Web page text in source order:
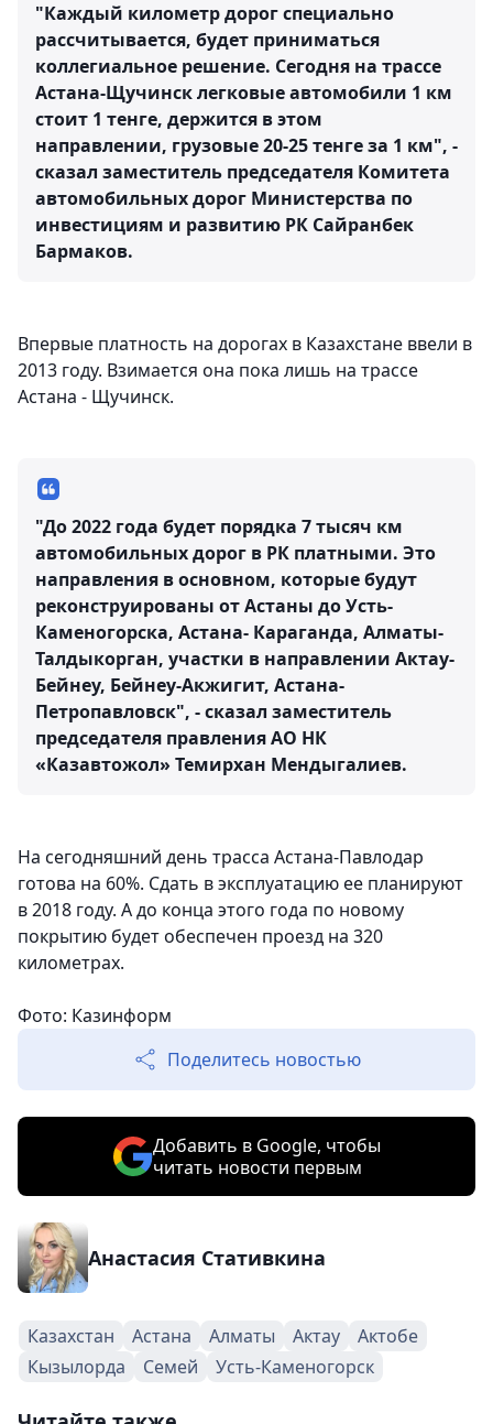
"Каждый километр дорог специально
рассчитывается, будет приниматься
коллегиальное решение. Сегодня на трассе
Астана-Щучинск легковые автомобили 1 км
стоит 1 тенге, держится в этом
направлении, грузовые 20-25 тенге за 1 км", -
сказал заместитель председателя Комитета
автомобильных дорог Министерства по
инвестициям и развитию РК Сайранбек
Бармаков.
Впервые платность на дорогах в Казахстане ввели в
2013 году. Взимается она пока лишь на трассе
Астана - Щучинск.
"До 2022 года будет порядка 7 тысяч км
автомобильных дорог в РК платными. Это
направления в основном, которые будут
реконструированы от Астаны до Усть-
Каменогорска, Астана- Караганда, Алматы-
Талдыкорган, участки в направлении Актау-
Бейнеу, Бейнеу-Акжигит, Астана-
Петропавловск", - сказал заместитель
председателя правления АО НК
«Казавтожол» Темирхан Мендыгалиев.
На сегодняшний день трасса Астана-Павлодар
готова на 60%. Сдать в эксплуатацию ее планируют
в 2018 году. А до конца этого года по новому
покрытию будет обеспечен проезд на 320
километрах.
Фото: Казинформ
Поделитесь новостью
Добавить в Google, чтобы
читать новости первым
Анастасия Стативкина
Казахстан Астана Алматы Актау
Актобе
Кызылорда
Семей Усть-Каменогорск